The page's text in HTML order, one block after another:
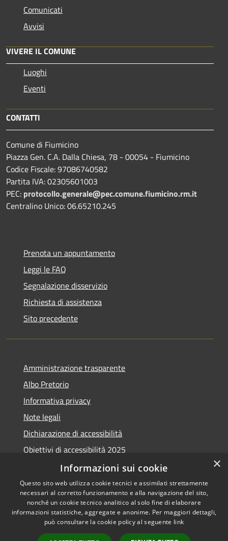
Comunicati
Avvisi
VIVERE IL COMUNE
Luoghi
Eventi
CONTATTI
Comune di Fiumicino
Piazza Gen. C.A. Dalla Chiesa, 78 - 00054 - Fiumicino
Codice Fiscale: 97086740582
Partita IVA: 02305601003
PEC: protocollo.generale@pec.comune.fiumicino.rm.it
Centralino Unico: 06.65210.245
Prenota un appuntamento
Leggi le FAQ
Segnalazione disservizio
Richiesta di assistenza
Sito precedente
Amministrazione trasparente
Albo Pretorio
Informativa privacy
Note legali
Dichiarazione di accessibilità
Obiettivi di accessibilità 2025
Meccanismo di feedback
RSS
Accessibilità
Copyright © 2026 • Comune di
Fiumicino • Powered by
×
Informazioni sui cookie
Questo sito web utilizza cookie tecnici e assimilati strettamente
necessari al corretto funzionamento e alla navigazione del sito,
nonché un cookie tecnico analitico al solo fine di elaborare
informazioni statistiche, aggregate e anonime. Per maggiori dettagli,
può consultare la cookie policy al seguente link